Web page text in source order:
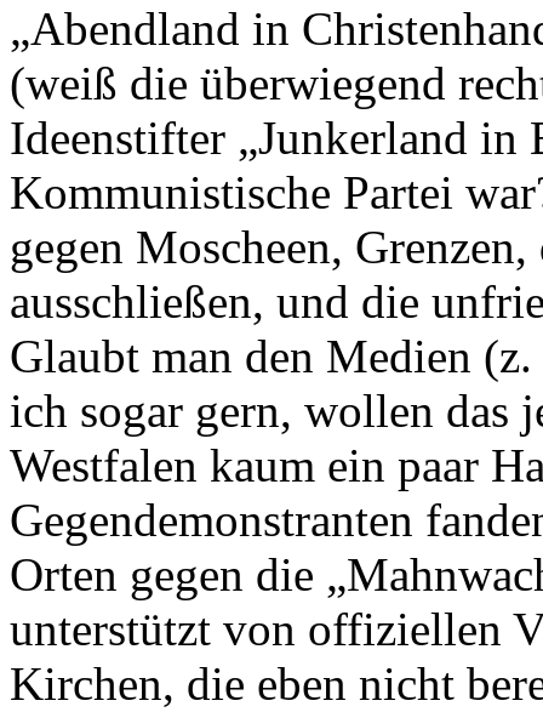
„Abendland in
(weiß die überwiegend
Ideenstifter „Junkerland in
Kommunistische Partei
gegen Moscheen,
ausschließen, und die
Glaubt man den Medien
ich sogar gern, wollen das
Westfalen kaum ein paar
Gegendemonstranten
Orten gegen die
unterstützt von offiziellen
Kirchen, die eben nicht